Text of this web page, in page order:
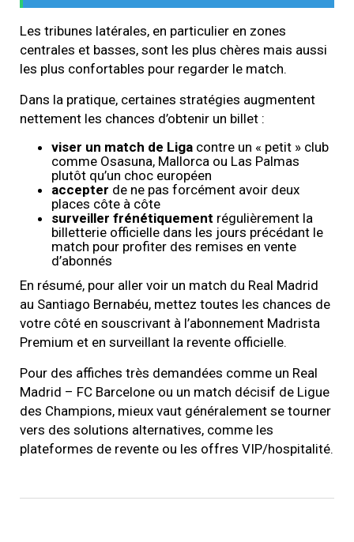
Les tribunes latérales, en particulier en zones
centrales et basses, sont les plus chères mais aussi
les plus confortables pour regarder le match.
Dans la pratique, certaines stratégies augmentent
nettement les chances d’obtenir un billet :
viser un match de Liga contre un « petit » club
comme Osasuna, Mallorca ou Las Palmas
plutôt qu’un choc européen
accepter de ne pas forcément avoir deux
places côte à côte
surveiller frénétiquement régulièrement la
billetterie officielle dans les jours précédant le
match pour profiter des remises en vente
d’abonnés
En résumé, pour aller voir un match du Real Madrid
au Santiago Bernabéu, mettez toutes les chances de
votre côté en souscrivant à l’abonnement Madrista
Premium et en surveillant la revente officielle.
Pour des affiches très demandées comme un Real
Madrid – FC Barcelone ou un match décisif de Ligue
des Champions, mieux vaut généralement se tourner
vers des solutions alternatives, comme les
plateformes de revente ou les offres VIP/hospitalité.